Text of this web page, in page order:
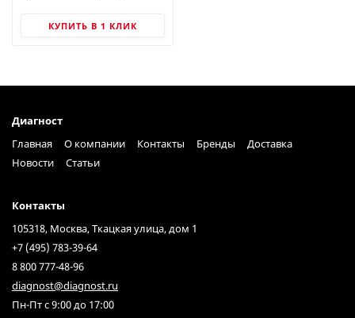
КУПИТЬ В 1 КЛИК
Диагност
Главная
О компании Контакты Бренды
Доставка
Новости
Статьи
Контакты
105318, Москва, Ткацкая улица, дом 1
+7 (495) 783-39-64
8 800 777-48-96
diagnost@diagnost.ru
Пн-Пт с 9:00 до 17:00